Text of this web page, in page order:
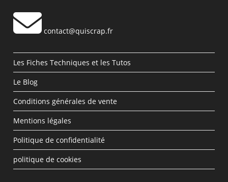
contact@quiscrap.fr
Les Fiches Techniques et les Tutos
Le Blog
Conditions générales de vente
Mentions légales
Politique de confidentialité
politique de cookies